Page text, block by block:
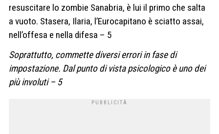
resuscitare lo zombie Sanabria, è lui il primo che salta
a vuoto. Stasera, Ilaria, l’Eurocapitano è sciatto assai,
nell’offesa e nella difesa – 5
Soprattutto, commette diversi errori in fase di
impostazione. Dal punto di vista psicologico è uno dei
più involuti – 5